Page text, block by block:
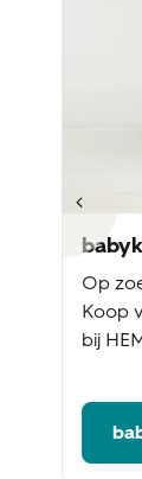
Op
Koop
bij